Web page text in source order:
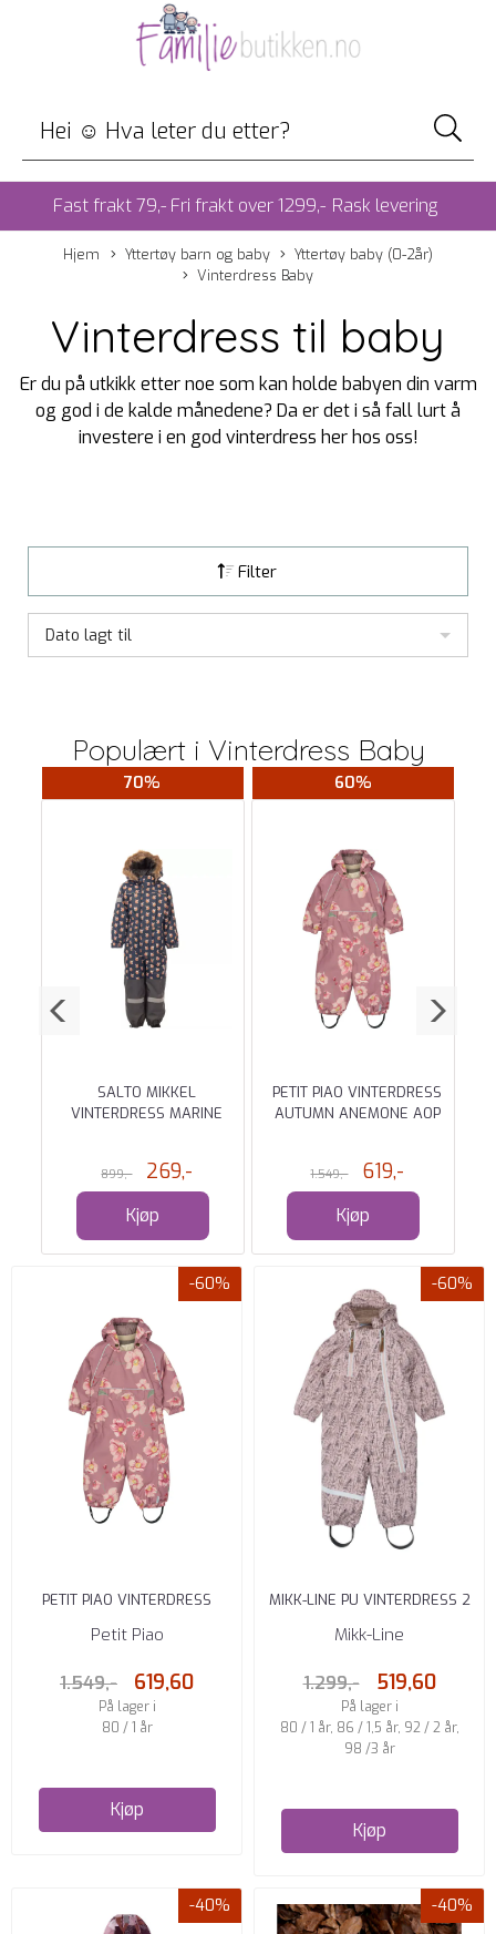
Fast frakt 79,- Fri frakt over 1299,- Rask levering
Hjem Yttertøy barn og baby
Yttertøy baby (0-2år)
Vinterdress Baby
Vinterdress til baby
Er du på utkikk etter noe som kan holde babyen din varm
og god i de kalde månedene? Da er det i så fall lurt å
investere i en god vinterdress her hos oss!
Filter
Dato lagt til
Populært i Vinterdress Baby
70%
SALTO MIKKEL
VINTERDRESS MARINE
899,- 269,-
Kjøp
60%
PETIT PIAO VINTERDRESS
AUTUMN ANEMONE AOP
1.549,- 619,-
Kjøp
-60%
PETIT PIAO VINTERDRESS
AUTUMN ANEMONE AOP
Petit Piao
1.549,- 619,60
På lager i
80 / 1 år
Kjøp
-60%
MIKK-LINE PU VINTERDRESS 2
GLIDELÅSER CLOUD GRAY ...
Mikk-Line
1.299,- 519,60
På lager i
80 / 1 år, 86 / 1,5 år, 92 / 2 år,
98 /3 år
Kjøp
-40% -40%